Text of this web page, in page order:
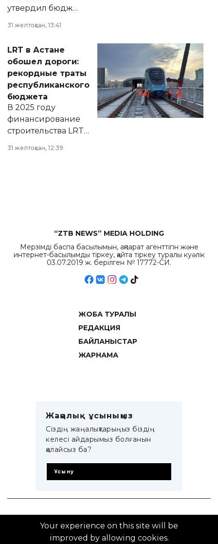
утвердил бюджет
2028 годы.
документ
появился в базе
нормативных
правовых актов и
на сайте маслихат
города.
31 желтоқсан, 13:41
LRT в Астане
обошел дороги:
рекордные траты
республиканского
бюджета
В 2025 году
финансирование
строительства LRT
республиканского
31 желтоқсан, 12:39
“ZTB NEWS” MEDIA HOLDING
Мерзімді баспа басылымын, ақпарат агенттігін және
интернет-басылымды тіркеу, қайта тіркеу туралы куәлік
03.07.2019 ж. берілген № 17772-СИ.
ЖОБА ТУРАЛЫ
РЕДАКЦИЯ
БАЙЛАНЫСТАР
ЖАРНАМА
Жаңалық ұсыныңыз
Сіздің жаңалықтарыңыз біздің
келесі айдарымыз болғанын
қалайсыз ба?
Ұсыну
© 2014–2025 ZTB.KZ
Your experience on this site will be
improved by allowing cookies.